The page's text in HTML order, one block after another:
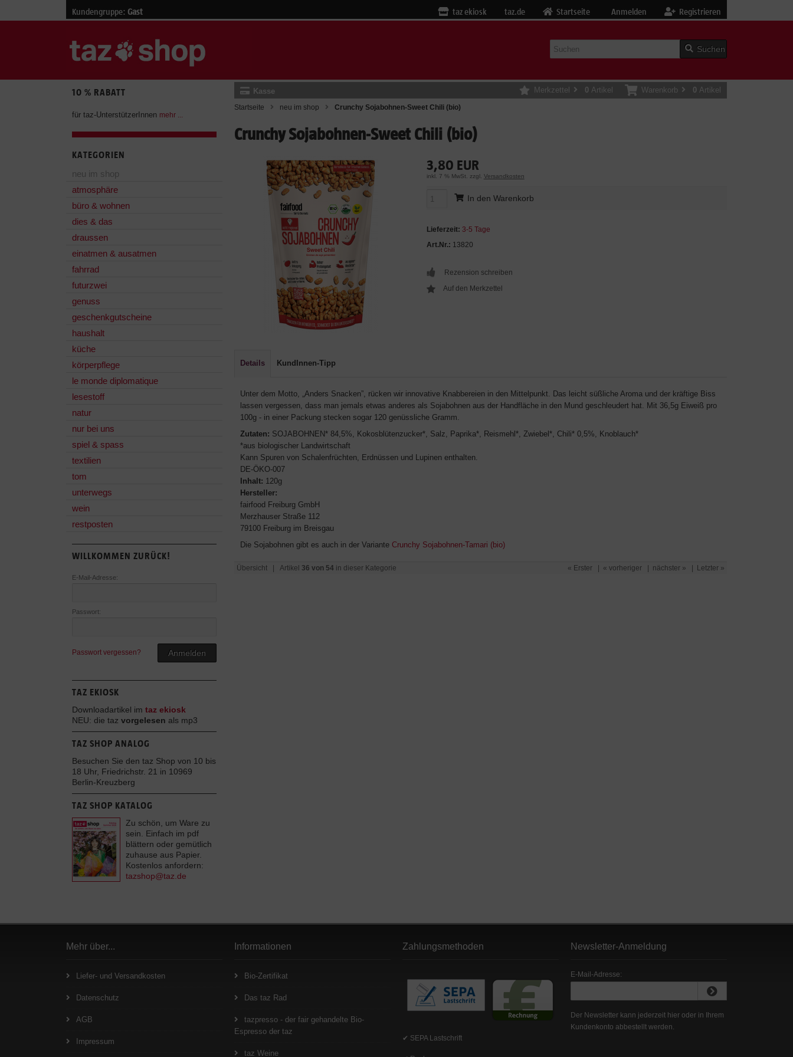
Kundengruppe: Gast Registrieren
Anmelden
Startseite
taz.de
taz ekiosk
Suchen
Kasse Warenkorb 0 Artikel
Merkzettel 0 Artikel
Startseite neu im shop Crunchy Sojabohnen-Sweet Chili (bio)
Crunchy Sojabohnen-Sweet Chili (bio)
3,80 EUR
inkl. 7 % MwSt. zzgl. Versandkosten
In den Warenkorb
Lieferzeit: 3-5 Tage
Art.Nr.: 13820
Rezension schreiben
Details KundInnen-Tipp
Unter dem Motto, „Anders Snacken”, rücken wir innovative Knabbereien in den Mittelpunkt. Das leicht süßliche Aroma und der kräftige Biss
lassen vergessen, dass man jemals etwas anderes als Sojabohnen aus der Handfläche in den Mund geschleudert hat. Mit 36,5g Eiweiß pro
100g - in einer Packung stecken sogar 120 genüssliche Gramm.
Zutaten: SOJABOHNEN* 84,5%, Kokosblütenzucker*, Salz, Paprika*, Reismehl*, Zwiebel*, Chili* 0,5%, Knoblauch*
*aus biologischer Landwirtschaft
Kann Spuren von Schalenfrüchten, Erdnüssen und Lupinen enthalten.
DE-ÖKO-007
Inhalt: 120g
Hersteller:
fairfood Freiburg GmbH
Merzhauser Straße 112
79100 Freiburg im Breisgau
Die Sojabohnen gibt es auch in der Variante Crunchy Sojabohnen-Tamari (bio)
Übersicht | Artikel 36 von 54 in dieser Kategorie « Erster « vorheriger nächster » Letzter »
10 % RABATT
für taz-UnterstützerInnen mehr ...
KATEGORIEN
neu im shop
atmosphäre
büro & wohnen
dies & das
draussen
einatmen & ausatmen
fahrrad
futurzwei
genuss
geschenkgutscheine
haushalt
küche
körperpflege
le monde diplomatique
lesestoff
natur
nur bei uns
spiel & spass
textilien
tom
unterwegs
wein
restposten
WILLKOMMEN ZURÜCK!
E-Mail-Adresse:
Passwort:
Passwort vergessen? Anmelden
TAZ EKIOSK
Downloadartikel im taz ekiosk
NEU: die taz vorgelesen als mp3
TAZ SHOP ANALOG
Besuchen Sie den taz Shop von 10 bis
18 Uhr, Friedrichstr. 21 in 10969
Berlin-Kreuzberg
TAZ SHOP KATALOG
Zu schön, um Ware zu
sein. Einfach im pdf
blättern oder gemütlich
zuhause aus Papier.
Kostenlos anfordern:
tazshop@taz.de
Mehr über...
Liefer- und Versandkosten
Datenschutz
AGB
Impressum
Informationen
Bio-Zertifikat
Das taz Rad
tazpresso - der fair gehandelte Bio-
Espresso der taz
taz Weine
Zahlungsmethoden
✔ SEPA Lastschrift
Newsletter-Anmeldung
E-Mail-Adresse:
Der Newsletter kann jederzeit hier oder in Ihrem
Kundenkonto abbestellt werden.